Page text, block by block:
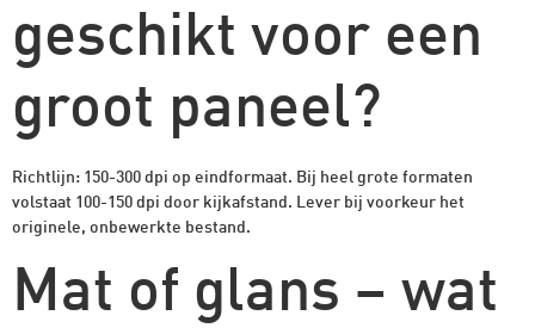
geschikt voor een
groot paneel?
Richtlijn: 150-300 dpi op eindformaat. Bij heel grote formaten
volstaat 100-150 dpi door kijkafstand. Lever bij voorkeur het
originele, onbewerkte bestand.
Mat of glans – wat